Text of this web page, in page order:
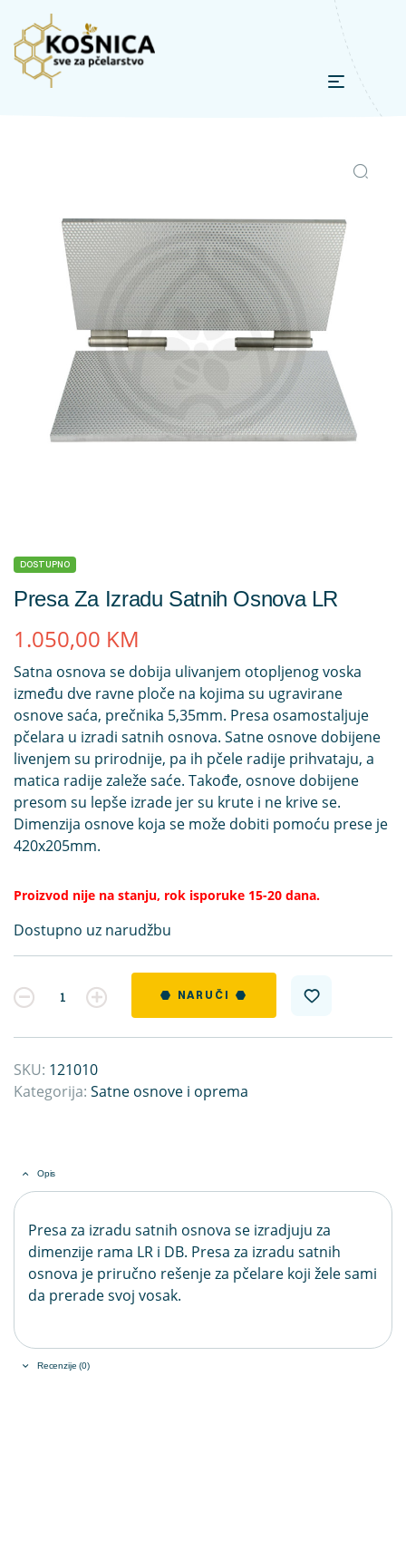
DOSTUPNO
Presa Za Izradu Satnih Osnova LR
1.050,00 KM
Satna osnova se dobija ulivanjem otopljenog voska
između dve ravne ploče na kojima su ugravirane
osnove saća, prečnika 5,35mm. Presa osamostaljuje
pčelara u izradi satnih osnova. Satne osnove dobijene
livenjem su prirodnije, pa ih pčele radije prihvataju, a
matica radije zaleže saće. Takođe, osnove dobijene
presom su lepše izrade jer su krute i ne krive se.
Dimenzija osnove koja se može dobiti pomoću prese je
420x205mm.
Proizvod nije na stanju, rok isporuke 15-20 dana.
Dostupno uz narudžbu
Kvantitet NARUČI
SKU: 121010
Kategorija: Satne osnove i oprema
Opis
Presa za izradu satnih osnova se izradjuju za
dimenzije rama LR i DB. Presa za izradu satnih
osnova je priručno rešenje za pčelare koji žele sami
da prerade svoj vosak.
Recenzije (0)